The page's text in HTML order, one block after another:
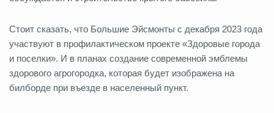
Стоит сказать, что Большие Эйсмонты с декабря 2023 года
участвуют в профилактическом проекте «Здоровые города
и поселки». И в планах создание современной эмблемы
здорового агрогородка, которая будет изображена на
билборде при въезде в населенный пункт.